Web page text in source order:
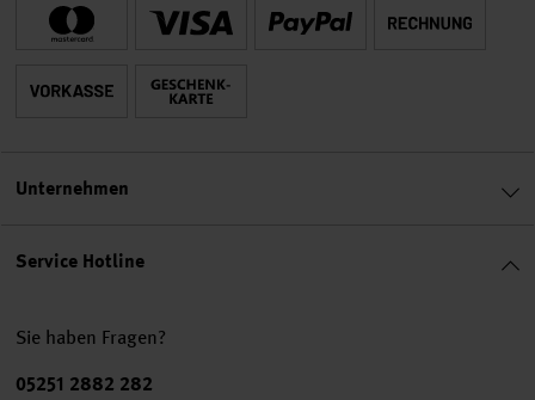
Service Hotline
Sie haben Fragen?
Telefonnummer
05251 2882 282
Unternehmen